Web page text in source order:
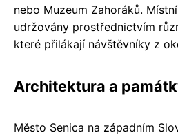
nebo Muzeum Zahoráků.
udržovány prostřednictvím
které přilákají návštěvníky z
Architektura a
Město Senica na západním